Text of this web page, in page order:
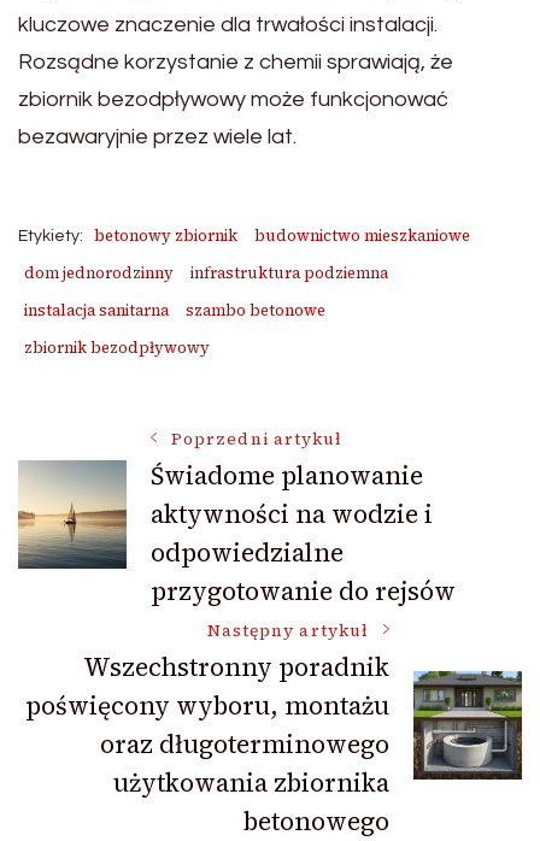
kluczowe znaczenie dla trwałości instalacji.
Rozsądne korzystanie z chemii sprawiają, że
zbiornik bezodpływowy może funkcjonować
bezawaryjnie przez wiele lat.
Etykiety: betonowy zbiornik
budownictwo mieszkaniowe
dom jednorodzinny
infrastruktura podziemna
instalacja sanitarna
szambo betonowe
zbiornik bezodpływowy
Nawigacja
wpisu
Poprzedni artykuł
Świadome planowanie
aktywności na wodzie i
odpowiedzialne
przygotowanie do rejsów
Następny artykuł
Wszechstronny poradnik
poświęcony wyboru, montażu
oraz długoterminowego
użytkowania zbiornika
betonowego